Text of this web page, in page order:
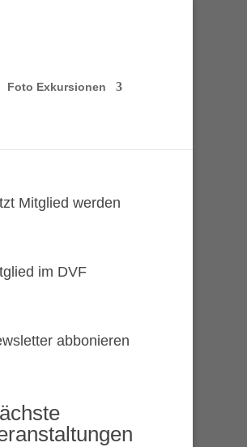
Foto Exkursionen
Mitglied werden
im DVF
abbonieren